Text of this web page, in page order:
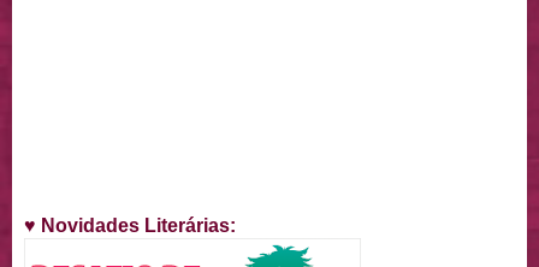
♥ Novidades Literárias: